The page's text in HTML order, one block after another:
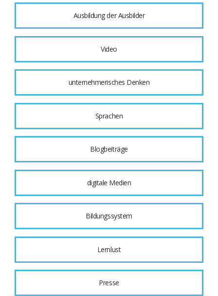
Ausbildung der Ausbilder
Video
unternehmerisches Denken
Sprachen
Blogbeiträge
digitale Medien
Bildungssystem
Lernlust
Presse